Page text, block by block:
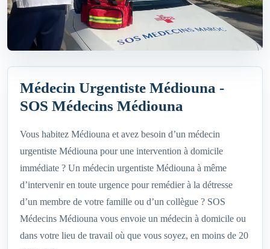
Médecin Urgentiste Médiouna -
SOS Médecins Médiouna
Vous habitez Médiouna et avez besoin d’un médecin
urgentiste Médiouna pour une intervention à domicile
immédiate ? Un médecin urgentiste Médiouna à même
d’intervenir en toute urgence pour remédier à la détresse
d’un membre de votre famille ou d’un collègue ? SOS
Médecins Médiouna vous envoie un médecin à domicile ou
dans votre lieu de travail où que vous soyez, en moins de 20